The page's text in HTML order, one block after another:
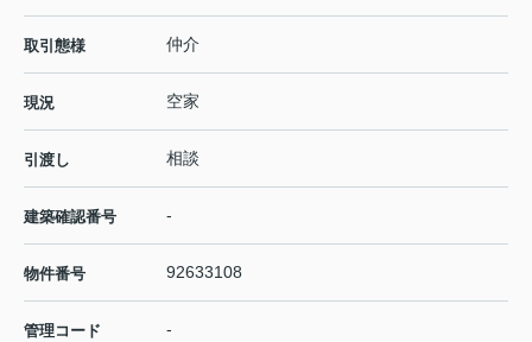
取引態様 仲介
現況 空家
引渡し 相談
建築確認番号 -
物件番号 92633108
管理コード -